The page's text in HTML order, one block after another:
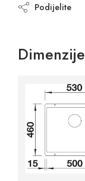
Podijelite
Dimenzije